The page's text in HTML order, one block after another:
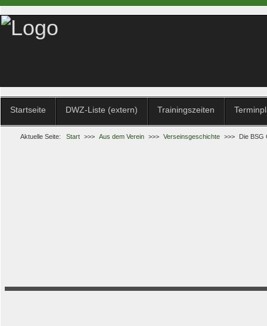
Startseite DWZ-Liste (extern) Trainingszeiten
Aktuelle Seite: Start >>> Aus dem Verein >>> Verseinsgeschichte >>>
Die BSG